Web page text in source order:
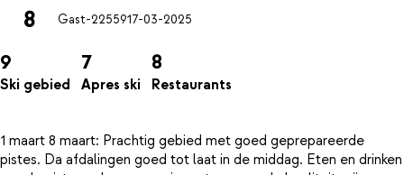
8 Gast-2255917-03-2025
9
Ski gebied
7
Apres ski
8
Restaurants
1 maart 8 maart: Prachtig gebied met goed geprepareerde
pistes. Da afdalingen goed tot laat in de middag. Eten en drinken